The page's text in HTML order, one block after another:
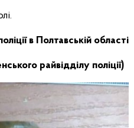
в Полтавській області
райвідділу поліції)